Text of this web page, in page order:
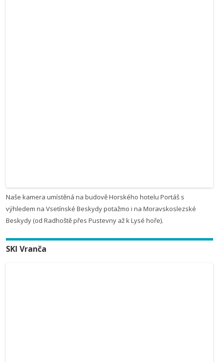
Naše kamera umístěná na budově Horského hotelu Portáš s
výhledem na Vsetínské Beskydy potažmo i na Moravskoslezské
Beskydy (od Radhoště přes Pustevny až k Lysé hoře).
SKI Vranča